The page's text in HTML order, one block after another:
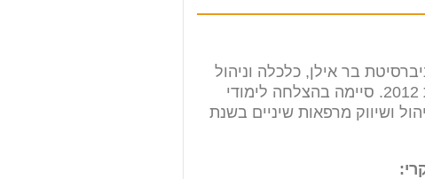
בר אילן, כלכלה וניהול
BA משנת 2012. סיימה בהצלחה לימודי
ושיווק מרפאות שיניים בשנת